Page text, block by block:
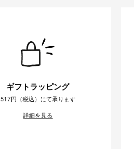
ギフトラッピング
517円（税込）にて承ります
詳細を見る